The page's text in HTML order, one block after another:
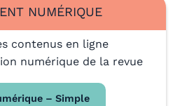
NUMÉRIQUE
contenus en ligne
numérique de la revue
– Simple